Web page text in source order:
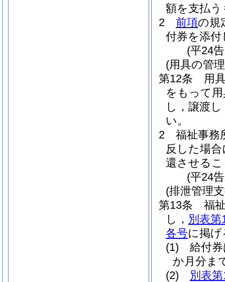
額を支払
2
前項の規
付券を添
(平24
(用具の管
第12条
用
をもって
し，譲渡
い。
2
福祉事務
反した場
還させる
(平24
(排泄管理
第13条
福
し， 別表第
各号に掲
(1)
給付
か月分ま
(2)
別表